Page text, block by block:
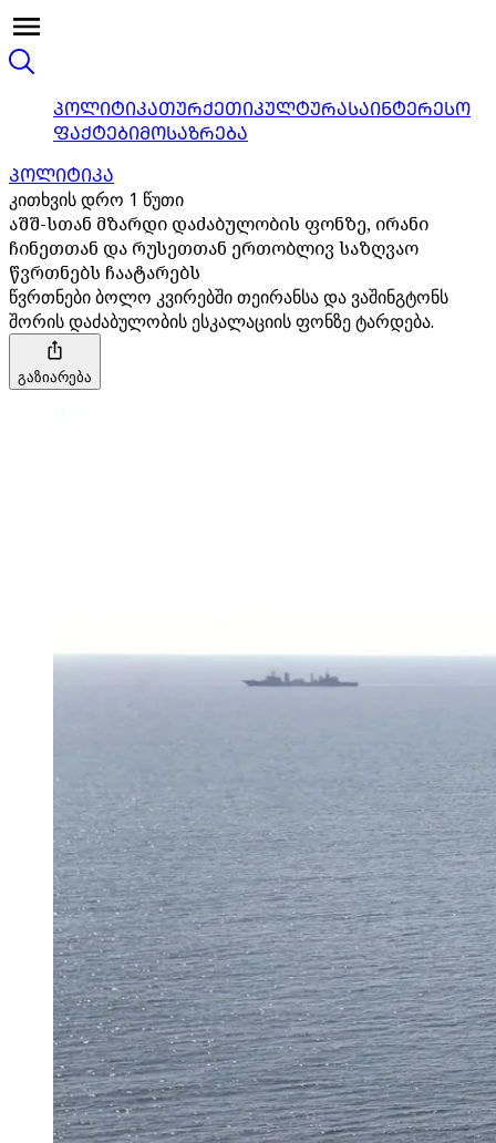
ᲞᲝᲚᲘᲢᲘᲙᲐᲗᲣᲠᲥᲔᲗᲘᲙᲣᲚᲢᲣᲠᲐᲡᲐᲘᲜᲢᲔᲠᲔᲡᲝ
ᲤᲐᲥᲢᲔᲑᲘᲛᲝᲡᲐᲖᲠᲔᲑᲐ
ᲞᲝᲚᲘᲢᲘᲙᲐ
კითხვის დრო 1 წუთი
აშშ-სთან მზარდი დაძაბულობის ფონზე, ირანი
ჩინეთთან და რუსეთთან ერთობლივ საზღვაო
წვრთნებს ჩაატარებს
წვრთნები ბოლო კვირებში თეირანსა და ვაშინგტონს
შორის დაძაბულობის ესკალაციის ფონზე ტარდება.
გაზიარება